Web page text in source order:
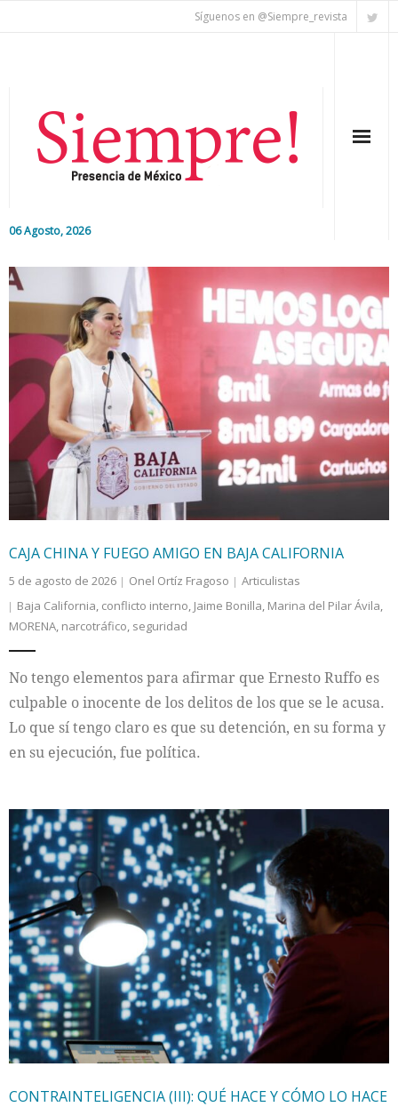
Síguenos en @Siempre_revista
06 Agosto, 2026
Editorial
Nacional
Colaboradores
Internacional
Cultura
CAJA CHINA Y FUEGO AMIGO EN BAJA CALIFORNIA
5 de agosto de 2026 Onel Ortíz Fragoso
Articulistas
Baja California, conflicto interno, Jaime Bonilla, Marina del Pilar Ávila,
MORENA, narcotráfico, seguridad
No tengo elementos para afirmar que Ernesto Ruffo es
culpable o inocente de los delitos de los que se le acusa.
Lo que sí tengo claro es que su detención, en su forma y
en su ejecución, fue política.
CONTRAINTELIGENCIA (III): QUÉ HACE Y CÓMO LO HACE